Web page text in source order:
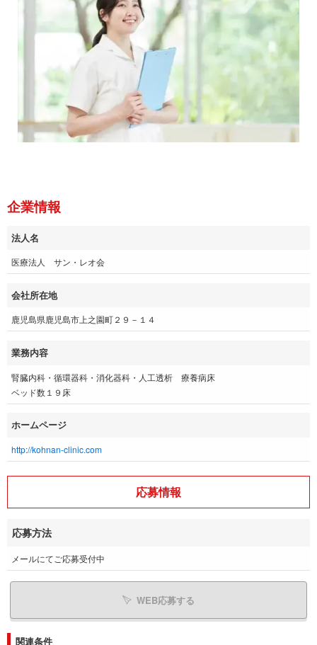
企業情報
法人名
医療法人 サン・レオ会
会社所在地
鹿児島県鹿児島市上之園町２９－１４
業務内容
腎臓内科・循環器科・消化器科・人工透析 療養病床
ベッド数１９床
ホームページ
http://kohnan-clinic.com
応募情報
応募方法
メールにてご応募受付中
WEB応募する
関連条件